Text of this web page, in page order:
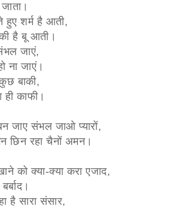
हुए शर्म है आती,
है बू आती।
जाएं,
ना जाएं।
बाकी,
ही काफी।
जाए संभल जाओ प्यारों,
रहा चैनों अमन।
को क्या-क्या करा एजाद,
है सारा संसार,